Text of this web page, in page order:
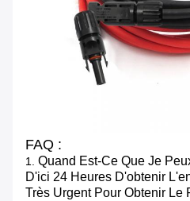
FAQ :
1. Quand Est-Ce Que Je
D'ici 24 Heures D'obtenir
Très Urgent Pour Obtenir Le